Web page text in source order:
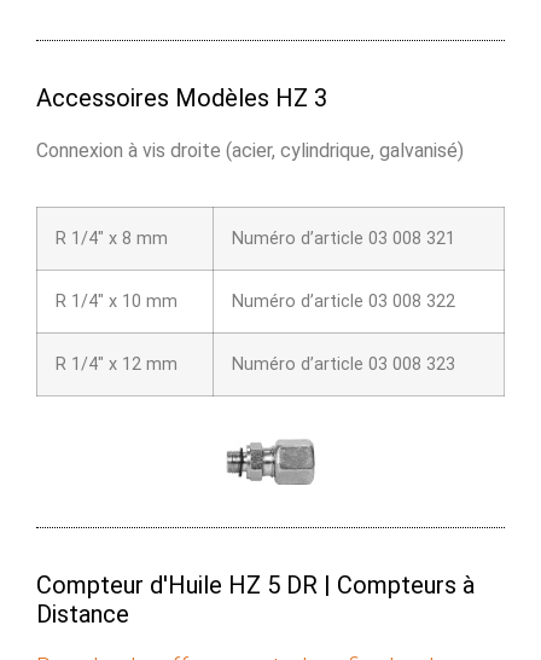
Accessoires Modèles HZ 3
Connexion à vis droite (acier, cylindrique, galvanisé)
R 1/4″ x 8 mm Numéro d’article 03 008 321
R 1/4″ x 10 mm Numéro d’article 03 008 322
R 1/4″ x 12 mm Numéro d’article 03 008 323
Compteur d'Huile HZ 5 DR | Compteurs à
Distance